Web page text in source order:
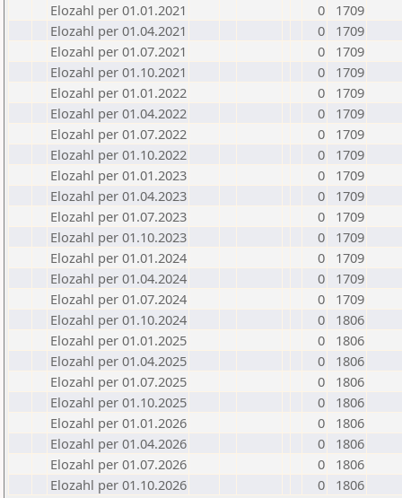
Elozahl per 01.01.2021
0
1709
Elozahl per 01.04.2021
0
1709
Elozahl per 01.07.2021
0
1709
Elozahl per 01.10.2021
0
1709
Elozahl per 01.01.2022
0
1709
Elozahl per 01.04.2022
0
1709
Elozahl per 01.07.2022
0
1709
Elozahl per 01.10.2022
0
1709
Elozahl per 01.01.2023
0
1709
Elozahl per 01.04.2023
0
1709
Elozahl per 01.07.2023
0
1709
Elozahl per 01.10.2023
0
1709
Elozahl per 01.01.2024
0
1709
Elozahl per 01.04.2024
0
1709
Elozahl per 01.07.2024
0
1709
Elozahl per 01.10.2024
0
1806
Elozahl per 01.01.2025
0
1806
Elozahl per 01.04.2025
0
1806
Elozahl per 01.07.2025
0
1806
Elozahl per 01.10.2025
0
1806
Elozahl per 01.01.2026
0
1806
Elozahl per 01.04.2026
0
1806
Elozahl per 01.07.2026
0
1806
Elozahl per 01.10.2026
0 1806